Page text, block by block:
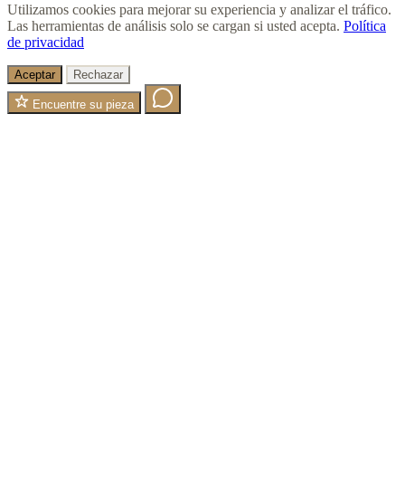
Utilizamos cookies para mejorar su experiencia y analizar el tráfico.
Las herramientas de análisis solo se cargan si usted acepta. Política
de privacidad
Aceptar Rechazar
Encuentre su pieza